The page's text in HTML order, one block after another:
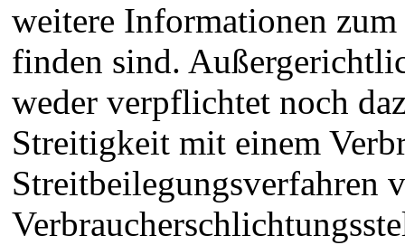
weitere Informationen
finden sind.
weder verpflichtet noch
Streitigkeit mit einem
Streitbeilegungsverfahren